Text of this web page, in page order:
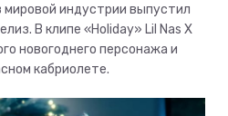
мировой индустрии выпустил
В клипе «Holiday» Lil Nas X
новогоднего персонажа и
кабриолете.